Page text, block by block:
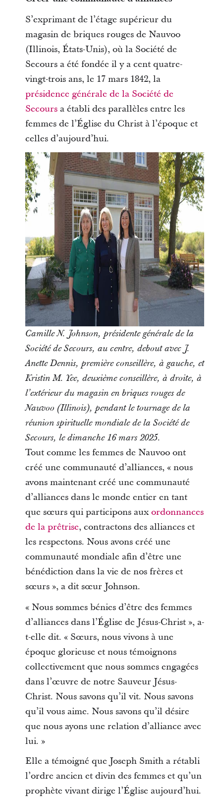
S’exprimant de l’étage supérieur du
magasin de briques rouges de Nauvoo
(Illinois, États-Unis), où la Société de
Secours a été fondée il y a cent quatre-
vingt-trois ans, le 17 mars 1842, la
présidence générale de la Société de
Secoursa établi des parallèles entre les
femmes de l’Église du Christ à l’époque et
celles d’aujourd’hui.
Camille N. Johnson, présidente générale de la
Société de Secours, au centre, debout avec J.
Anette Dennis, première conseillère, à gauche, et
Kristin M. Yee, deuxième conseillère, à droite, à
l’extérieur du magasin en briques rouges de
Nauvoo (Illinois), pendant le tournage de la
réunion spirituelle mondiale de la Société de
Secours, le dimanche 16 mars 2025.
Tout comme les femmes de Nauvoo ont
créé une communauté d’alliances, « nous
avons maintenant créé une communauté
d’alliances dans le monde entier en tant
que sœurs qui participons aux ordonnances
de la prêtrise, contractons des alliances et
les respectons. Nous avons créé une
communauté mondiale afin d’être une
bénédiction dans la vie de nos frères et
sœurs », a dit sœur Johnson.
« Nous sommes bénies d’être des femmes
d’alliances dans l’Église de Jésus-Christ », a-
t-elle dit. « Sœurs, nous vivons à une
époque glorieuse et nous témoignons
collectivement que nous sommes engagées
dans l’œuvre de notre Sauveur Jésus-
Christ. Nous savons qu’il vit. Nous savons
qu’il vous aime. Nous savons qu’il désire
que nous ayons une relation d’alliance avec
lui. »
Elle a témoigné que Joseph Smith a rétabli
l’ordre ancien et divin des femmes et qu’un
prophète vivant dirige l’Église aujourd’hui.